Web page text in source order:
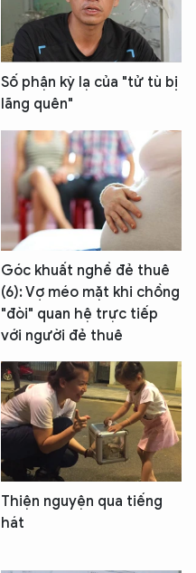
Số phận kỳ lạ của "tử tù bị
lãng quên"
Góc khuất nghề đẻ thuê
(6): Vợ méo mặt khi chồng
"đòi" quan hệ trực tiếp
với người đẻ thuê
Thiện nguyện qua tiếng
hát